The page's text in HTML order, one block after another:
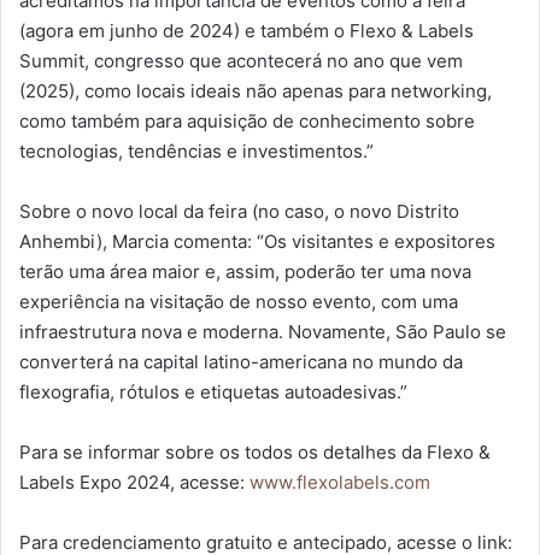
(agora em junho de 2024) e também o Flexo & Labels
Summit, congresso que acontecerá no ano que vem
(2025), como locais ideais não apenas para networking,
como também para aquisição de conhecimento sobre
tecnologias, tendências e investimentos.”
Sobre o novo local da feira (no caso, o novo Distrito
Anhembi), Marcia comenta: “Os visitantes e expositores
terão uma área maior e, assim, poderão ter uma nova
experiência na visitação de nosso evento, com uma
infraestrutura nova e moderna. Novamente, São Paulo se
converterá na capital latino-americana no mundo da
flexografia, rótulos e etiquetas autoadesivas.”
Para se informar sobre os todos os detalhes da Flexo &
Labels Expo 2024, acesse: www.flexolabels.com
Para credenciamento gratuito e antecipado, acesse o link: